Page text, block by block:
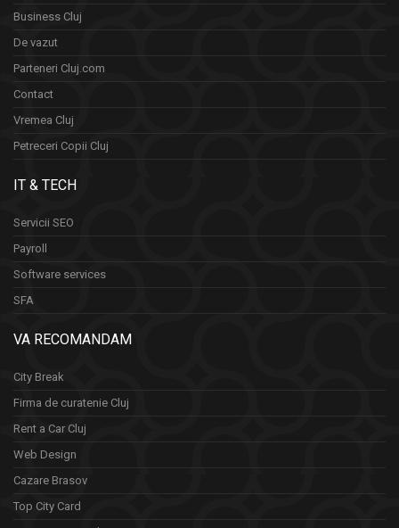
Business Cluj
De vazut
Parteneri Cluj.com
Contact
Vremea Cluj
Petreceri Copii Cluj
IT & TECH
Servicii SEO
Payroll
Software services
SFA
VA RECOMANDAM
City Break
Firma de curatenie Cluj
Rent a Car Cluj
Web Design
Cazare Brasov
Top City Card